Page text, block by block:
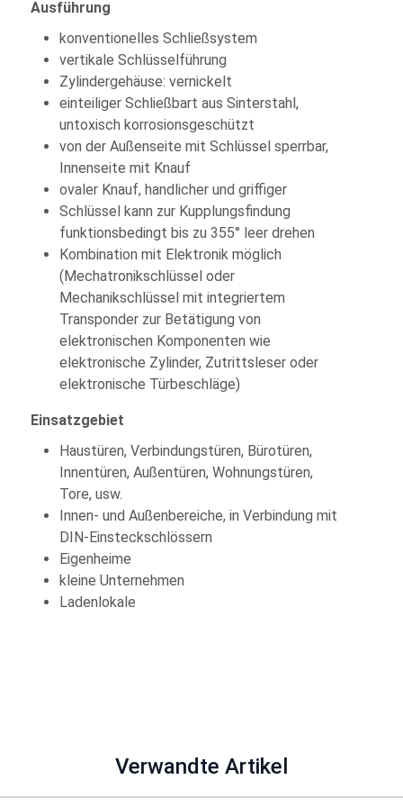
Ausführung
konventionelles Schließsystem
vertikale Schlüsselführung
Zylindergehäuse: vernickelt
einteiliger Schließbart aus Sinterstahl,
untoxisch korrosionsgeschützt
von der Außenseite mit Schlüssel sperrbar,
Innenseite mit Knauf
ovaler Knauf, handlicher und griffiger
Schlüssel kann zur Kupplungsfindung
funktionsbedingt bis zu 355° leer drehen
Kombination mit Elektronik möglich
(Mechatronikschlüssel oder
Mechanikschlüssel mit integriertem
Transponder zur Betätigung von
elektronischen Komponenten wie
elektronische Zylinder, Zutrittsleser oder
elektronische Türbeschläge)
Einsatzgebiet
Haustüren, Verbindungstüren, Bürotüren,
Innentüren, Außentüren, Wohnungstüren,
Tore, usw.
Innen- und Außenbereiche, in Verbindung mit
DIN-Einsteckschlössern
Eigenheime
kleine Unternehmen
Ladenlokale
Verwandte Artikel